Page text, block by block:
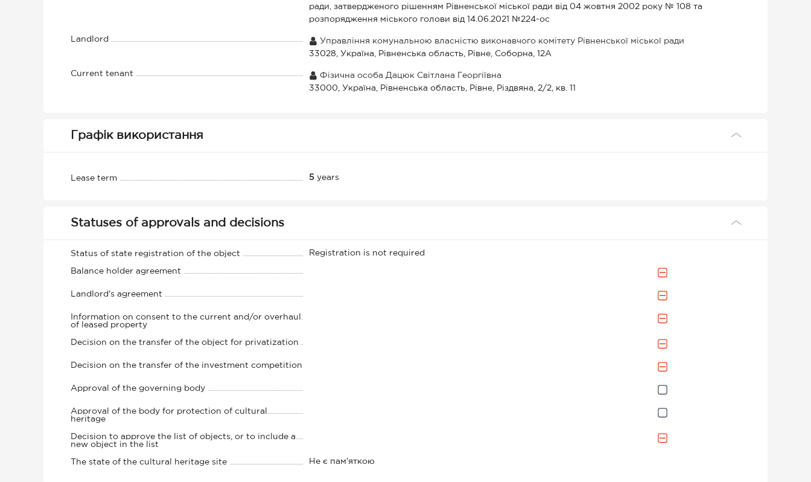
ради, затвердженого рішенням Рівненської міської ради від 04 жовтня 2002 року № 108 та
розпорядження міського голови від 14.06.2021 №224-ос
Landlord
Управління комунальною власністю виконавчого комітету Рівненської міської ради
33028, Україна, Рівненська область, Рівне, Соборна, 12А
Current tenant
Фізична особа Дацюк Світлана Георгіївна
33000, Україна, Рівненська область, Рівне, Різдвяна, 2/2, кв. 11
Графік використання
Lease term 5 years
Statuses of approvals and decisions
Status of state registration of the object Registration is not required
Balance holder agreement
Landlord's agreement
Information on consent to the current and/or overhaul
of leased property
Decision on the transfer of the object for privatization
Decision on the transfer of the investment competition
Approval of the governing body
Approval of the body for protection of cultural
heritage
Decision to approve the list of objects, or to include a
new object in the list
The state of the cultural heritage site Не є пам'яткою